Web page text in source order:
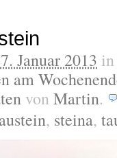
Januar 2013
am
von Martin.
, steina,